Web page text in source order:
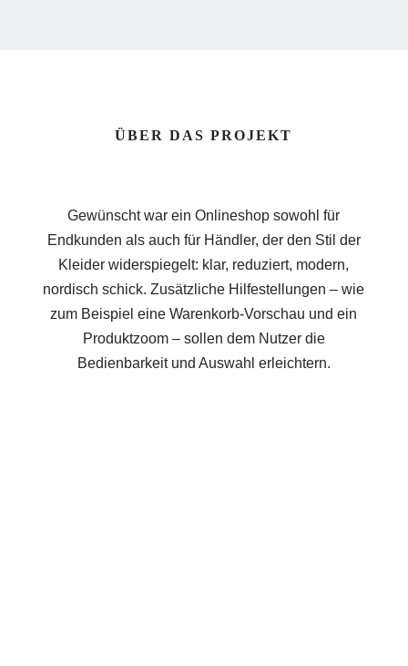
ÜBER DAS PROJEKT
Gewünscht war ein Onlineshop sowohl für
Endkunden als auch für Händler, der den Stil der
Kleider widerspiegelt: klar, reduziert, modern,
nordisch schick. Zusätzliche Hilfestellungen – wie
zum Beispiel eine Warenkorb-Vorschau und ein
Produktzoom – sollen dem Nutzer die
Bedienbarkeit und Auswahl erleichtern.